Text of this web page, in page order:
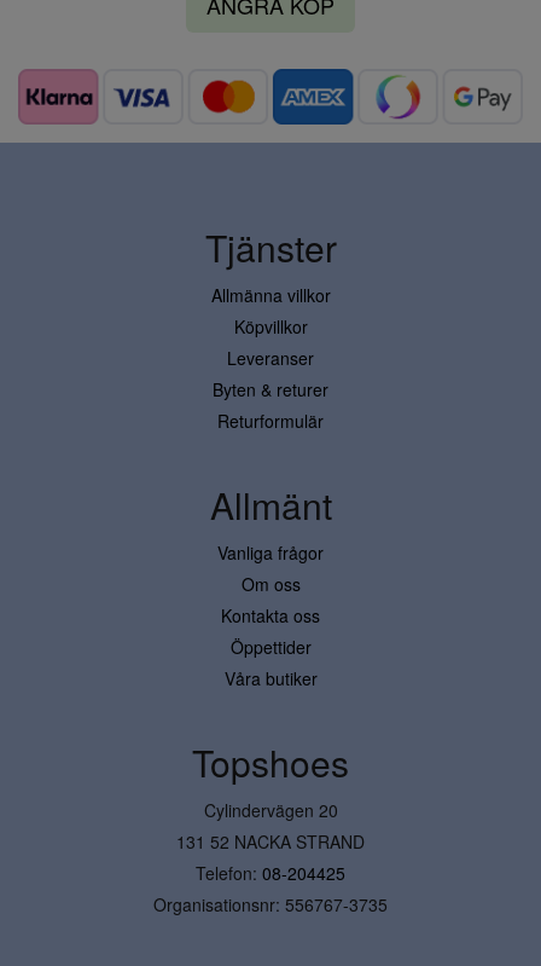
Tjänster
Allmänna villkor
Köpvillkor
Leveranser
Byten & returer
Returformulär
Allmänt
Vanliga frågor
Om oss
Kontakta oss
Öppettider
Våra butiker
Topshoes
Cylindervägen 20
131 52 NACKA STRAND
Telefon: 08-204425
Organisationsnr: 556767-3735